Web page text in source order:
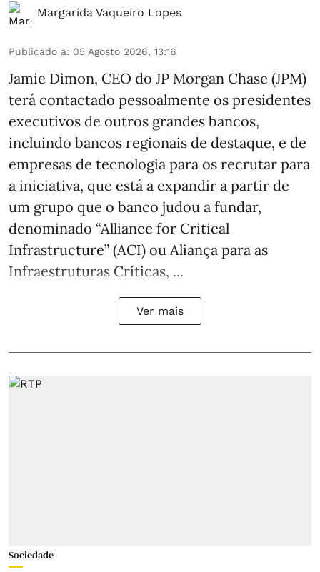
Margarida Vaqueiro Lopes
Publicado a: 05 Agosto 2026, 13:16
Jamie Dimon, CEO do JP Morgan Chase (JPM)
terá contactado pessoalmente os presidentes
executivos de outros grandes bancos,
incluindo bancos regionais de destaque, e de
empresas de tecnologia para os recrutar para
a iniciativa, que está a expandir a partir de
um grupo que o banco judou a fundar,
denominado “Alliance for Critical
Infrastructure” (ACI) ou Aliança para as
Infraestruturas Críticas, ...
Ver mais
Sociedade